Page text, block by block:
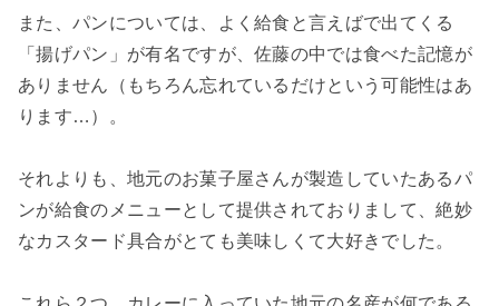
また、パンについては、よく給食と言えばで出てくる
「揚げパン」が有名ですが、佐藤の中では食べた記憶が
ありません（もちろん忘れているだけという可能性はあ
ります…）。
それよりも、地元のお菓子屋さんが製造していたあるパ
ンが給食のメニューとして提供されておりまして、絶妙
なカスタード具合がとても美味しくて大好きでした。